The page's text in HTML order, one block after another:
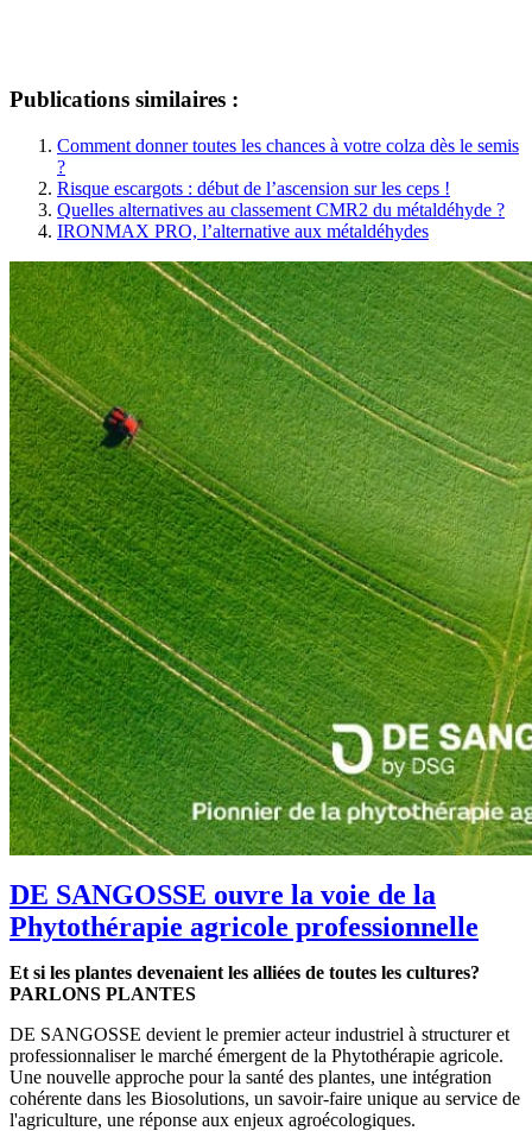
Publications similaires :
Comment donner toutes les chances à votre colza dès le semis
?
Risque escargots : début de l’ascension sur les ceps !
Quelles alternatives au classement CMR2 du métaldéhyde ?
IRONMAX PRO, l’alternative aux métaldéhydes
DE SANGOSSE ouvre la voie de la
Phytothérapie agricole professionnelle
Et si les plantes devenaient les alliées de toutes les cultures?
PARLONS PLANTES
DE SANGOSSE devient le premier acteur industriel à structurer et
professionnaliser le marché émergent de la Phytothérapie agricole.
Une nouvelle approche pour la santé des plantes, une intégration
cohérente dans les Biosolutions, un savoir-faire unique au service de
l'agriculture, une réponse aux enjeux agroécologiques.